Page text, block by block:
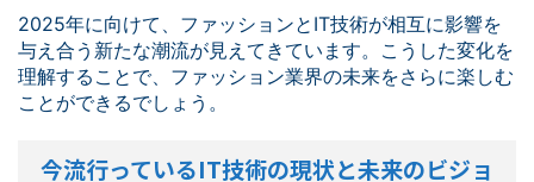
2025年に向けて、ファッションとIT技術が相互に影響を
与え合う新たな潮流が見えてきています。こうした変化を
理解することで、ファッション業界の未来をさらに楽しむ
ことができるでしょう。
今流行っているIT技術の現状と未来のビジョ